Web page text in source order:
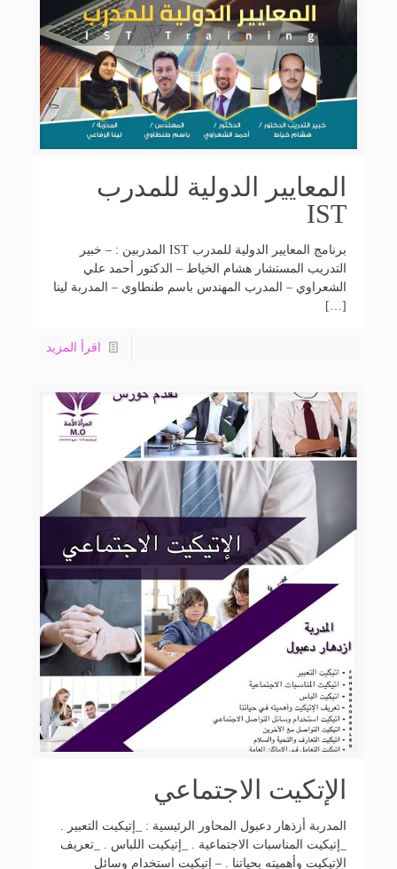
المعايير الدولية للمدرب
IST
برنامج المعايير الدولية للمدرب IST المدربين : – خبير
التدريب المستشار هشام الخياط – الدكتور أحمد علي
الشعراوي – المدرب المهندس باسم طنطاوي – المدربة لينا
[…]
اقرأ المزيد
الإتكيت الاجتماعي
المدربة أزذهار دعبول المحاور الرئيسية : _إتيكيت التعبير .
_إتيكيت المناسبات الاجتماعية . _إتيكيت اللباس . _تعريف
الإتيكيت وأهميته بحياتنا . – إتيكيت استخدام وسائل